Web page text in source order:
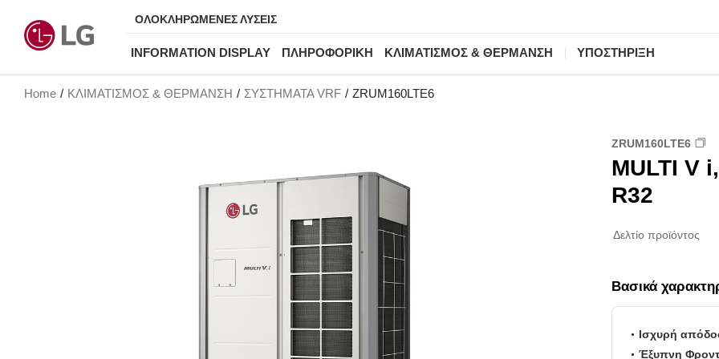
ΟΛΟΚΛΗΡΩΜΕΝΕΣ ΛΥΣΕΙΣ
INFORMATION DISPLAY ΠΛΗΡΟΦΟΡΙΚΗ ΚΛΙΜΑΤΙΣΜΟΣ & ΘΕΡΜΑΝΣΗ ΥΠΟΣΤΗΡΙΞΗ
Home ΚΛΙΜΑΤΙΣΜΟΣ & ΘΕΡΜΑΝΣΗ ΣΥΣΤΗΜΑΤΑ VRF ZRUM160LTE6
ZRUM160LTE6
MULTI V
R32
Δελτίο προϊόντος
Βασικά
Ισχυρή
Έξυπνη